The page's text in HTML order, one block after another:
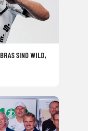
SIND WILD,